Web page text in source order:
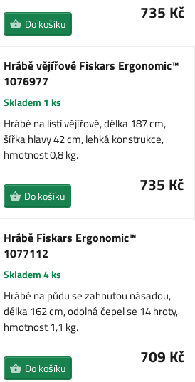
735 Kč
Do košíku
Hrábě vějířové Fiskars Ergonomic™
1076977
Skladem 1 ks
Hrábě na listí vějířové, délka 187 cm,
šířka hlavy 42 cm, lehká konstrukce,
hmotnost 0,8 kg.
735 Kč
Do košíku
Hrábě Fiskars Ergonomic™
1077112
Skladem 4 ks
Hrábě na půdu se zahnutou násadou,
délka 162 cm, odolná čepel se 14 hroty,
hmotnost 1,1 kg.
709 Kč
Do košíku